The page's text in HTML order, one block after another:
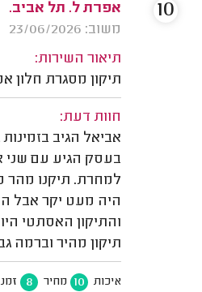
אפרת ל. תל אביב.
משוב: 23/06/2026
תיאור השירות:
תיקון מסגרת חלון
חוות דעת:
אביאל הגיב
בעסק הגיע עם שני
למחרת. תיקנו
היה מעט יקר אבל
והתיקון האסתטי
תיקון מהיר וברמה
איכות 10 מחיר 8
10